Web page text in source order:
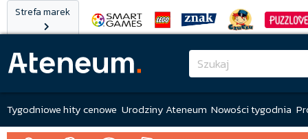
Strefa marek
Tygodniowe hity cenowe Urodziny Ateneum Nowości tygodnia